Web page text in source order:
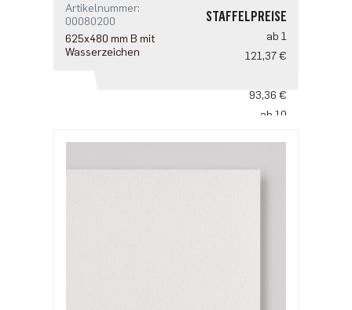
Artikelnummer:
00080200
625x480 mm B mit
Wasserzeichen
STAFFELPREISE
ab 1
121,37 €
93,36 €
ab 10